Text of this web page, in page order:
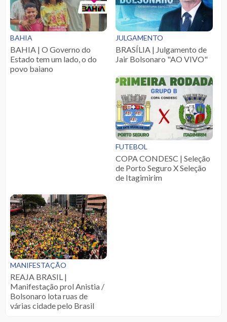
BAHIA
BAHIA | O Governo do
Estado tem um lado, o do
povo baiano
JULGAMENTO
BRASÍLIA | Julgamento de
Jair Bolsonaro "AO VIVO"
FUTEBOL
COPA CONDESC | Seleção
de Porto Seguro X Seleção
de Itagimirim
MANIFESTAÇÃO
REAJA BRASIL |
Manifestação prol Anistia /
Bolsonaro lota ruas de
várias cidade pelo Brasil